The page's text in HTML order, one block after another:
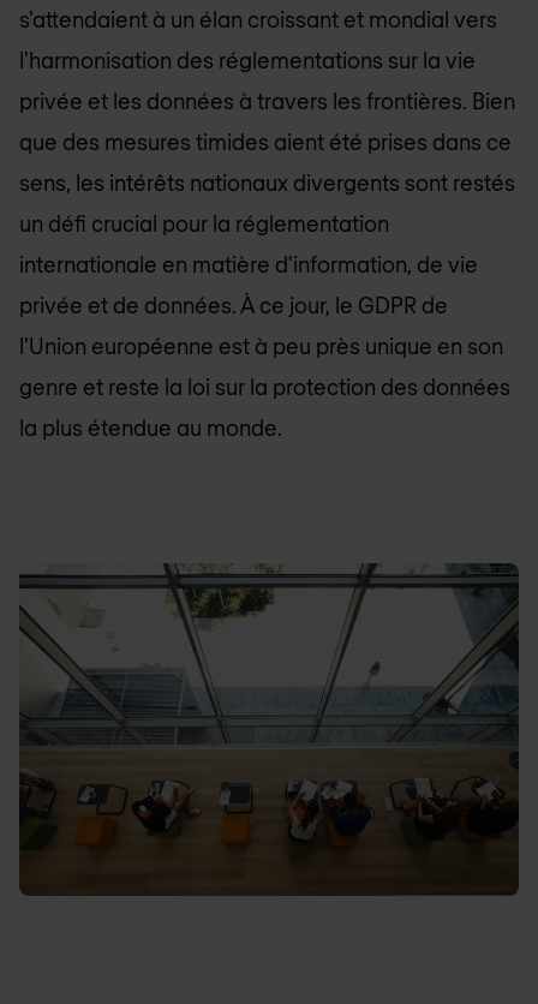
s'attendaient à un élan croissant et mondial vers
l'harmonisation des réglementations sur la vie
privée et les données à travers les frontières. Bien
que des mesures timides aient été prises dans ce
sens, les intérêts nationaux divergents sont restés
un défi crucial pour la réglementation
internationale en matière d'information, de vie
privée et de données. À ce jour, le GDPR de
l'Union européenne est à peu près unique en son
genre et reste la loi sur la protection des données
la plus étendue au monde.